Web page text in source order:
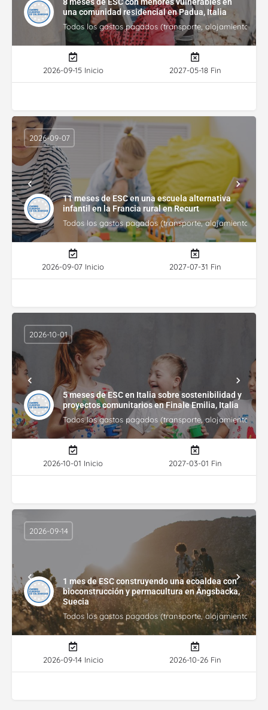
una comunidad residencial en Padua, Italia
Todos los gastos pagados (transporte, alojamiento,
2026-09-15 Inicio 2027-05-18 Fin
11 meses de ESC en una escuela alternativa
infantil en la Francia rural en Recurt
Todos los gastos pagados (transporte, alojamiento,
2026-09-07
2026-09-07 Inicio 2027-07-31 Fin
5 meses de ESC en Italia sobre sostenibilidad y
proyectos comunitarios en Finale Emilia, Italia
Todos los gastos pagados (transporte, alojamiento,
2026-10-01
2026-10-01 Inicio 2027-03-01 Fin
1 mes de ESC construyendo una ecoaldea con
bioconstrucción y permacultura en Ängsbacka,
Suecia
Todos los gastos pagados (transporte, alojamiento,
2026-09-14
2026-09-14 Inicio 2026-10-26 Fin